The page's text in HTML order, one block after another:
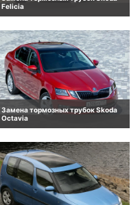
Felicia
Замена тормозных трубок Skoda
Octavia